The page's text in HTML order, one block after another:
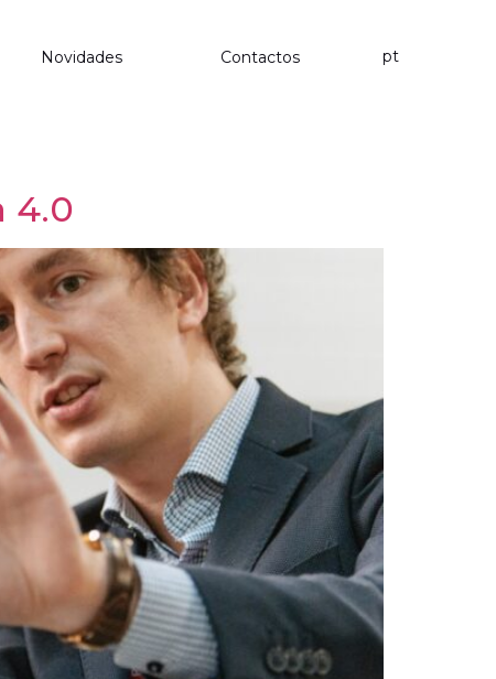
Novidades Contactos pt
4.0